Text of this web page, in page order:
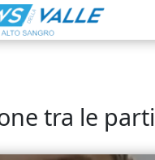
tra le parti